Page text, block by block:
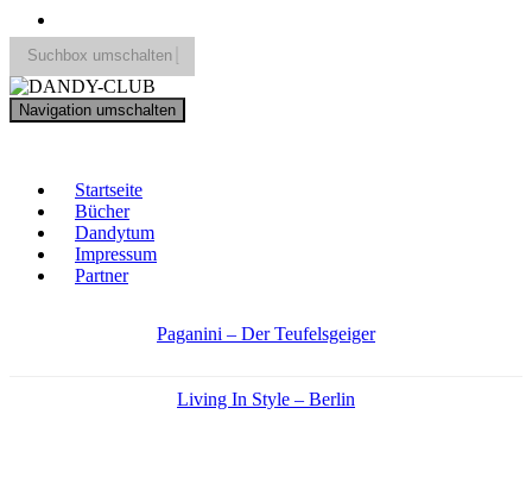
Suchbox umschalten
Search
for:
Navigation umschalten
Startseite
Bücher
Dandytum
Impressum
Partner
Paganini – Der Teufelsgeiger
Living In Style – Berlin